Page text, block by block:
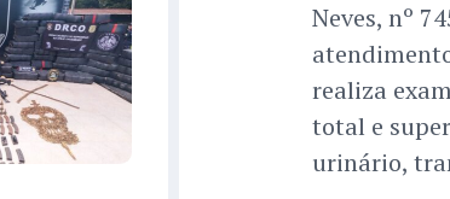
Neves, nº
realiza
total e
urinário,